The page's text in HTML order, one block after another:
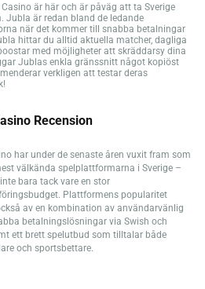
är här och är påväg att ta Sverige
Jubla är redan bland de ledande
när det kommer till snabba betalningar
hittar du alltid aktuella matcher, dagliga
med möjligheter att skräddarsy dina
Jublas enkla gränssnitt något kopiöst
verkligen att testar deras
Recension
har under de senaste åren vuxit fram som
välkända spelplattformarna i Sverige –
bara tack vare en stor
Plattformens popularitet
av en kombination av användarvänlig
betalningslösningar via Swish och
ett brett spelutbud som tilltalar både
och sportsbettare.